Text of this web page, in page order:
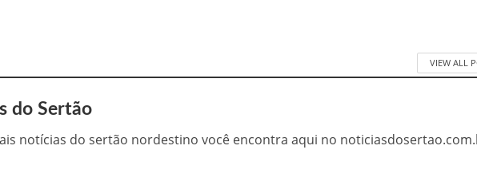
VIEW ALL
do Sertão
notícias do sertão nordestino você encontra aqui no